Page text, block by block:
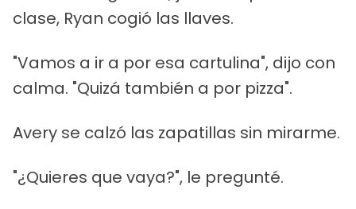
clase, Ryan cogió las llaves.
"Vamos a ir a por esa cartulina", dijo con
calma. "Quizá también a por pizza".
Avery se calzó las zapatillas sin mirarme.
"¿Quieres que vaya?", le pregunté.